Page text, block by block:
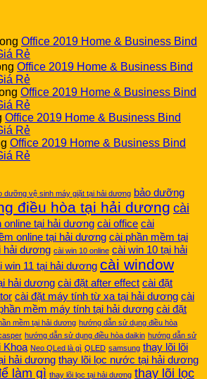
Office 2019 Home & Business Bind
Rẻ
Office 2019 Home & Business Bind
Rẻ
Office 2019 Home & Business Bind
Rẻ
Office 2019 Home & Business Bind
Rẻ
Office 2019 Home & Business Bind
Rẻ
dưỡng vệ sinh máy giặt tại hải dương bảo dưỡng
điều hòa tại hải dương cài
online tại hải dương cài office cài
online tại hải dương cài phần mềm tại
hải dương cài win 10 online cài win 10 tại hải
win 11 tại hải dương cài window
hải dương cài đặt after effect cài đặt
cài đặt máy tính từ xa tại hải dương cài
mềm máy tính tại hải dương cài đặt
mềm tại hải dương hướng dẫn sử dụng điều hòa
hướng dẫn sử dụng điều hòa daikin hướng dẫn sử
Khoa Neo QLed là gì QLED samsung thay lõi lõi
hải dương thay lõi lọc nước tại hải dương
làm gì thay lõi lọc tại hải dương thay lõi lọc